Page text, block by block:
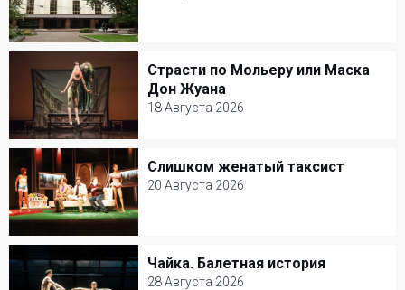
16 Августа 2026
Театр Моссовета
Драма
Страсти по Мольеру или Маска
Дон Жуана
18 Августа 2026
Страсти по Мольеру или Маска Дон
Жуана
18 Августа 2026
Александринский театр
Балет и Танец
Слишком женатый таксист
20 Августа 2026
Слишком женатый таксист
20 Августа 2026
Театр Сатиры
Комедия
Чайка. Балетная история
28 Августа 2026
Чайка. Балетная история